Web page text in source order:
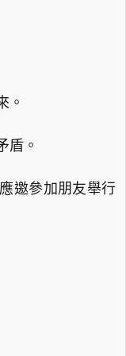
。
盾。
邀參加朋友舉行